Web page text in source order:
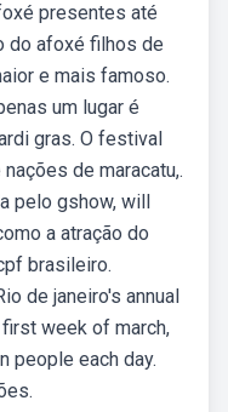
presentes até
do afoxé filhos de
e mais famoso.
um lugar é
gras. O festival
de maracatu,.
pelo gshow, will
a atração do
brasileiro.
de janeiro's annual
week of march,
people each day.